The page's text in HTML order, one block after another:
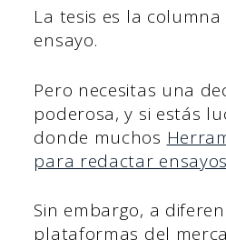
La tesis es la
ensayo.
Pero necesitas una
poderosa, y si estás
donde muchos
para redactar ensayos
Sin embargo, a
plataformas del